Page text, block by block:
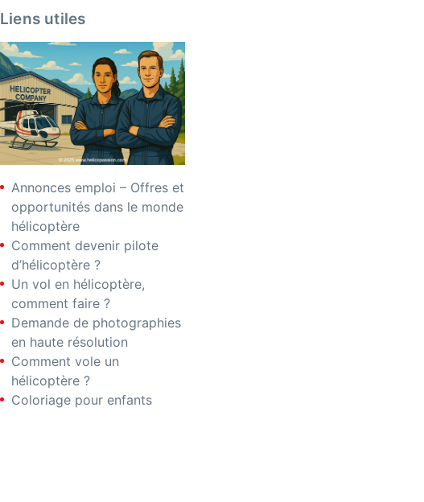
Liens utiles
Annonces emploi – Offres et
opportunités dans le monde
hélicoptère
Comment devenir pilote
d’hélicoptère ?
Un vol en hélicoptère,
comment faire ?
Demande de photographies
en haute résolution
Comment vole un
hélicoptère ?
Coloriage pour enfants